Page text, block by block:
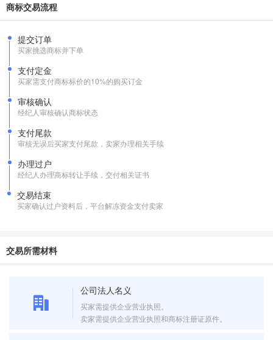
商标交易流程
提交订单
买家挑选商标并下单
支付定金
买家需支付商标标价的10%的购买订金
审核确认
经纪人审核确认商标状态
支付尾款
审核无误后买家支付尾款，卖家办理相关手续
办理过户
经纪人办理商标转让手续，交付相关证书
交易结束
买家确认过户资料后，平台解冻资金支付卖家
交易所需材料
公司法人名义
买家需提供企业营业执照。
卖家需提供企业营业执照和商标注册证原件。